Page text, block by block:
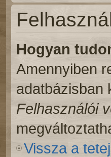
Hogyan
Amennyiben
adatbázisban
Felhasználói
Vissza a